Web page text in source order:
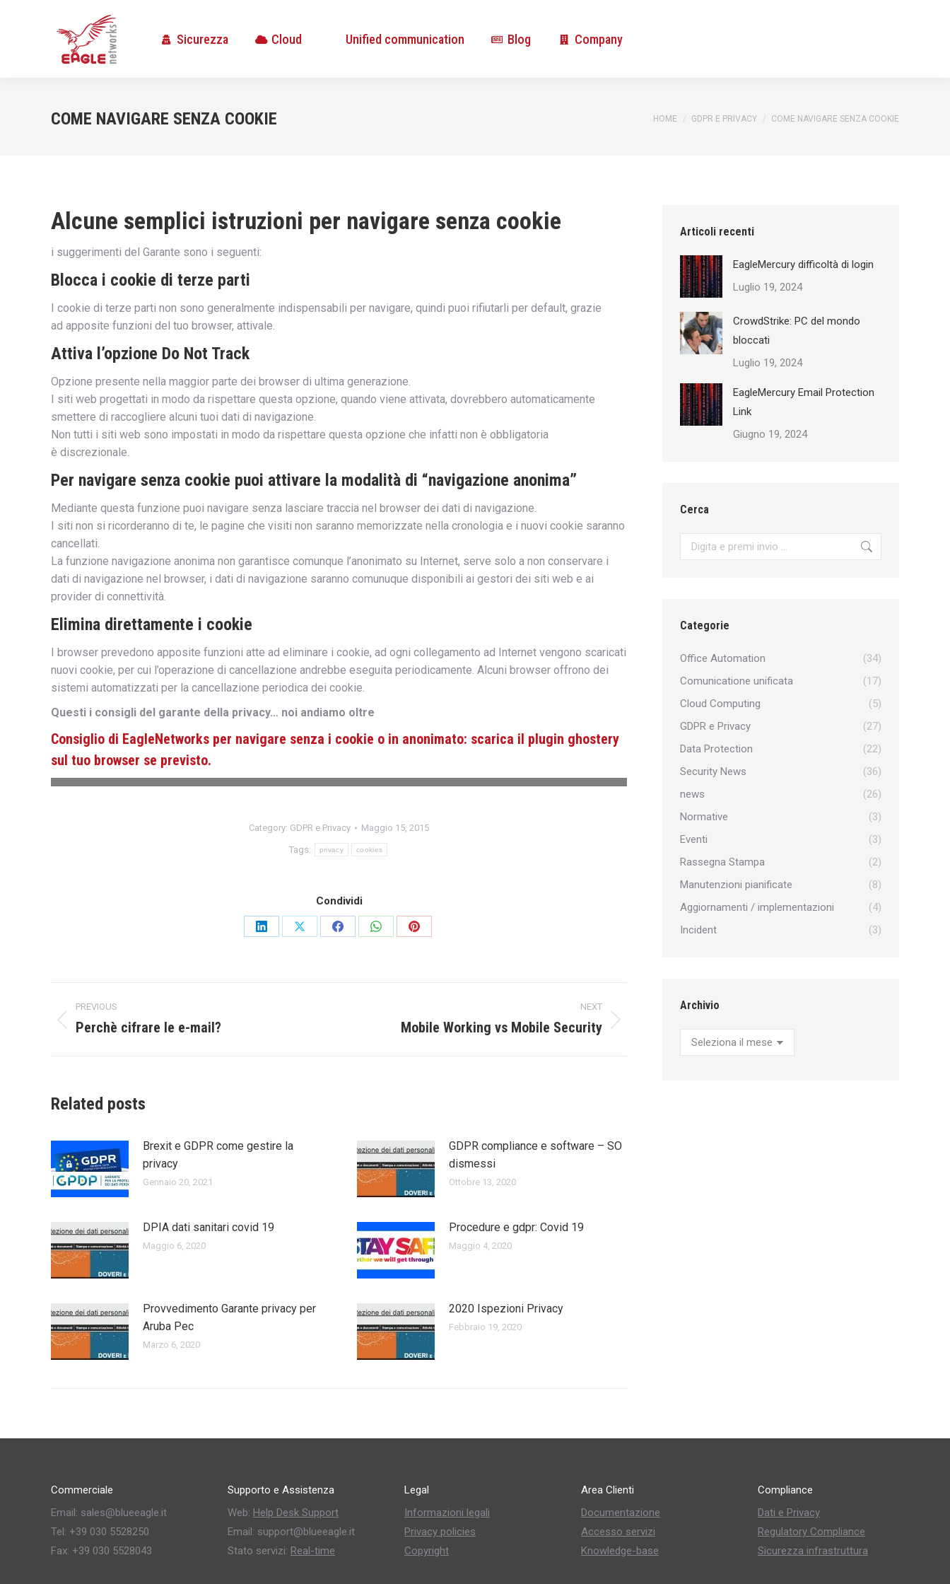
Sicurezza Cloud Unified communication Blog Company
COME NAVIGARE SENZA COOKIE You are here:
HOME GDPR E PRIVACY COME NAVIGARE SENZA COOKIE
Alcune semplici istruzioni per navigare senza cookie
i suggerimenti del Garante sono i seguenti:
Blocca i cookie di terze parti
I cookie di terze parti non sono generalmente indispensabili per navigare, quindi puoi rifiutarli per default, grazie
ad apposite funzioni del tuo browser, attivale.
Attiva l’opzione Do Not Track
Opzione presente nella maggior parte dei browser di ultima generazione.
I siti web progettati in modo da rispettare questa opzione, quando viene attivata, dovrebbero automaticamente
smettere di raccogliere alcuni tuoi dati di navigazione.
Non tutti i siti web sono impostati in modo da rispettare questa opzione che infatti non è obbligatoria
è discrezionale.
Per navigare senza cookie puoi attivare la modalità di “navigazione anonima”
Mediante questa funzione puoi navigare senza lasciare traccia nel browser dei dati di navigazione.
I siti non si ricorderanno di te, le pagine che visiti non saranno memorizzate nella cronologia e i nuovi cookie saranno
cancellati.
La funzione navigazione anonima non garantisce comunque l’anonimato su Internet, serve solo a non conservare i
dati di navigazione nel browser, i dati di navigazione saranno comunuque disponibili ai gestori dei siti web e ai
provider di connettività.
Elimina direttamente i cookie
I browser prevedono apposite funzioni atte ad eliminare i cookie, ad ogni collegamento ad Internet vengono scaricati
nuovi cookie, per cui l’operazione di cancellazione andrebbe eseguita periodicamente. Alcuni browser offrono dei
sistemi automatizzati per la cancellazione periodica dei cookie.
Questi i consigli del garante della privacy… noi andiamo oltre
Consiglio di EagleNetworks per navigare senza i cookie o in anonimato: scarica il plugin ghostery
sul tuo browser se previsto.
Category: GDPR e Privacy Maggio 15, 2015
Tags: privacy cookies
Condividi
Share
Share
Share
Share
Share
Post
navigation
PREVIOUS
Previous
Perchè cifrare le e-mail?
NEXT
Mobile Working vs Mobile Security
Related posts
Brexit e GDPR come gestire la
privacy
Gennaio 20, 2021
GDPR compliance e software – SO
dismessi
Ottobre 13, 2020
DPIA dati sanitari covid 19
Maggio 6, 2020
Procedure e gdpr: Covid 19
Maggio 4, 2020
Provvedimento Garante privacy per
Aruba Pec
Marzo 6, 2020
2020 Ispezioni Privacy
Febbraio 19, 2020
Articoli recenti
EagleMercury difficoltà di login
Luglio 19, 2024
CrowdStrike: PC del mondo
bloccati
Luglio 19, 2024
EagleMercury Email Protection
Link
Giugno 19, 2024
Cerca
Search:
Categorie
Office Automation
(34)
Comunicatione unificata
(17)
Cloud Computing
(5)
GDPR e Privacy
(27)
Data Protection
(22)
Security News
(36)
news
(26)
Normative
(3)
Eventi
(3)
Rassegna Stampa
(2)
Manutenzioni pianificate
(8)
Aggiornamenti / implementazioni
(4)
Incident
(3)
Archivio
Archivio
Commerciale
Email: sales@blueeagle.it
Tel: +39 030 5528250
Fax: +39 030 5528043
Supporto e Assistenza
Web: Help Desk Support
Email: support@blueeagle.it
Stato servizi: Real-time
Legal
Informazioni legali
Privacy policies
Copyright
Area Clienti
Documentazione
Accesso servizi
Knowledge-base
Compliance
Dati e Privacy
Regulatory Compliance
Sicurezza infrastruttura